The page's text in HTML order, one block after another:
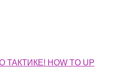
HOW TO UP